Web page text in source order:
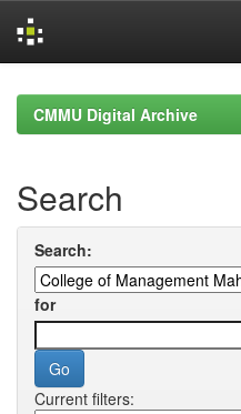
navigationCMMU Digital Archive
Search
Search:
for
Current filters: